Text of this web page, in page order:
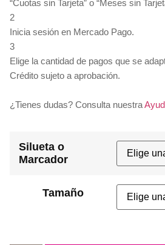
“Cuotas sin Tarjeta” o “Meses sin
2
Inicia sesión en Mercado Pago.
3
Elige la cantidad de pagos que se
Crédito sujeto a aprobación.
¿Tienes dudas? Consulta nuestra
Silueta o
Marcador
Tamaño